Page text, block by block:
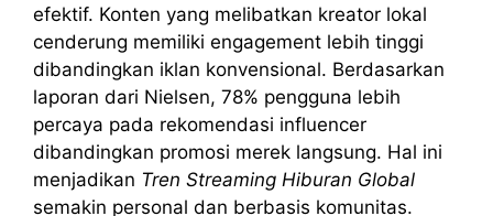
efektif. Konten yang melibatkan kreator lokal
cenderung memiliki engagement lebih tinggi
dibandingkan iklan konvensional. Berdasarkan
laporan dari Nielsen, 78% pengguna lebih
percaya pada rekomendasi influencer
dibandingkan promosi merek langsung. Hal ini
menjadikan Tren Streaming Hiburan Global
semakin personal dan berbasis komunitas.